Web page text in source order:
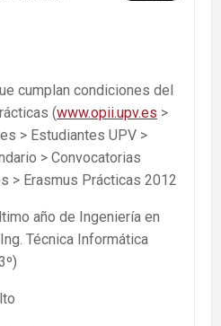
condiciones del
(www.opii.upv.es >
> Estudiantes UPV >
> Convocatorias
> Erasmus Prácticas 2012
año de Ingeniería en
Técnica Informática